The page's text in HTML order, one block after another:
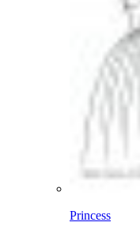
Princess